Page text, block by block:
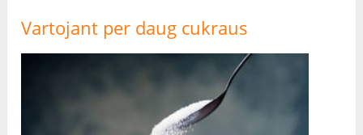
Vartojant per daug cukraus